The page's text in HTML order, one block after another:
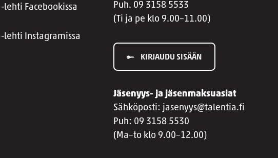
lehti Facebookissa
lehti Instagramissa
Puh. 09 3158 5533
(Ti ja pe klo 9.00–11.00)
KIRJAUDU SISÄÄN
Jäsenyys- ja jäsenmaksuasiat
Sähköposti: jasenyys@talentia.fi
Puh: 09 3158 5530
(Ma–to klo 9.00–12.00)